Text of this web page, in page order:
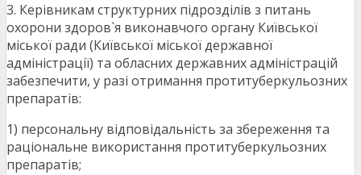
3. Керівникам структурних підрозділів з питань
охорони здоров`я виконавчого органу Київської
міської ради (Київської міської державної
адміністрації) та обласних державних адміністрацій
забезпечити, у разі отримання протитуберкульозних
препаратів:
1) персональну відповідальність за збереження та
раціональне використання протитуберкульозних
препаратів;